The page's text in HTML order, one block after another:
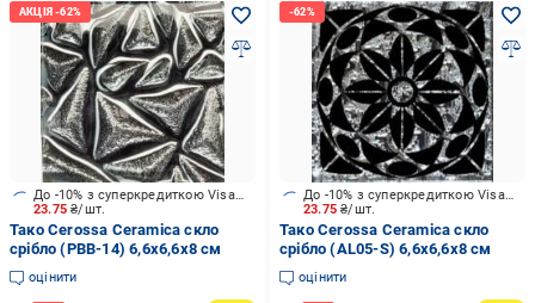
23.75₴/шт.
До -10% з суперкредиткою Visa Вигода
Тако Cerossa Ceramica скло
срібло (PBB-14) 6,6x6,6x8 см
оцінити
23.75₴/шт.
До -10% з суперкредиткою Visa Вигода
Тако Cerossa Ceramica скло
срібло (AL05-S) 6,6x6,6x8 см
оцінити